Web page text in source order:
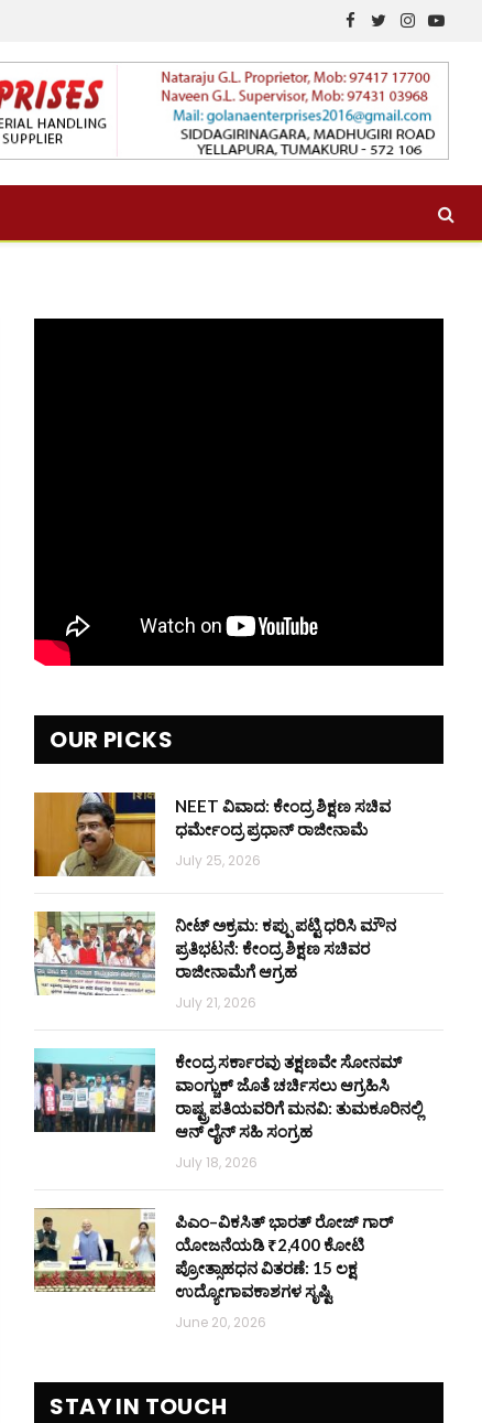
Facebook
TwitterInstagram
OUR PICKS
NEET ವಿವಾದ: ಕೇಂದ್ರ ಶಿಕ್ಷಣ ಸಚಿವ
ಧರ್ಮೇಂದ್ರ ಪ್ರಧಾನ್ ರಾಜೀನಾಮೆ
July 25, 2026
ನೀಟ್ ಅಕ್ರಮ: ಕಪ್ಪು ಪಟ್ಟಿ ಧರಿಸಿ ಮೌನ
ಪ್ರತಿಭಟನೆ: ಕೇಂದ್ರ ಶಿಕ್ಷಣ ಸಚಿವರ
ರಾಜೀನಾಮೆಗೆ ಆಗ್ರಹ
July 21, 2026
ಕೇಂದ್ರ ಸರ್ಕಾರವು ತಕ್ಷಣವೇ ಸೋನಮ್
ವಾಂಗ್ಚುಕ್ ಜೊತೆ ಚರ್ಚಿಸಲು ಆಗ್ರಹಿಸಿ
ರಾಷ್ಟ್ರಪತಿಯವರಿಗೆ ಮನವಿ: ತುಮಕೂರಿನಲ್ಲಿ
ಆನ್‌ ಲೈನ್ ಸಹಿ ಸಂಗ್ರಹ
July 18, 2026
ಪಿಎಂ–ವಿಕಸಿತ್ ಭಾರತ್ ರೋಜ್‌ ಗಾರ್
ಯೋಜನೆಯಡಿ ₹2,400 ಕೋಟಿ
ಪ್ರೋತ್ಸಾಹಧನ ವಿತರಣೆ: 15 ಲಕ್ಷ
ಉದ್ಯೋಗಾವಕಾಶಗಳ ಸೃಷ್ಟಿ
June 20, 2026
STAY IN TOUCH